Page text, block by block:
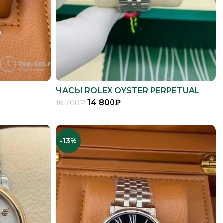
ЧАСЫ ROLEX OYSTER PERPETUAL
DATEJUST
16 700₽ 14 800₽
-13%